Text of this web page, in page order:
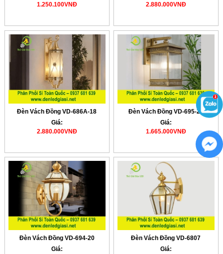
1.250.100VNĐ
2.880.000VNĐ
Đèn Vách Đồng VD-686A-18
Giá:
2.880.000VNĐ
Đèn Vách Đồng VD-695-24
Giá:
1.665.000VNĐ
Đèn Vách Đồng VD-694-20
Giá:
Đèn Vách Đồng VD-6807
Giá: